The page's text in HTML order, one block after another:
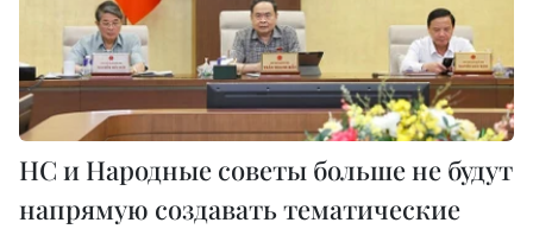
НС и Народные советы больше не будут
напрямую создавать тематические